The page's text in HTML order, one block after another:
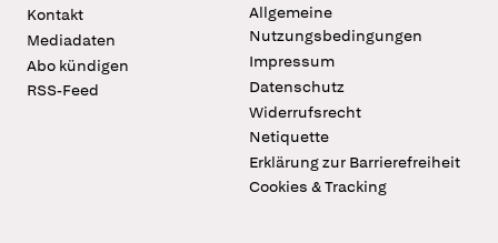
Kontakt
Mediadaten
Abo kündigen
RSS-Feed
Allgemeine
Nutzungsbedingungen
Impressum
Datenschutz
Widerrufsrecht
Netiquette
Erklärung zur Barrierefreiheit
Cookies & Tracking